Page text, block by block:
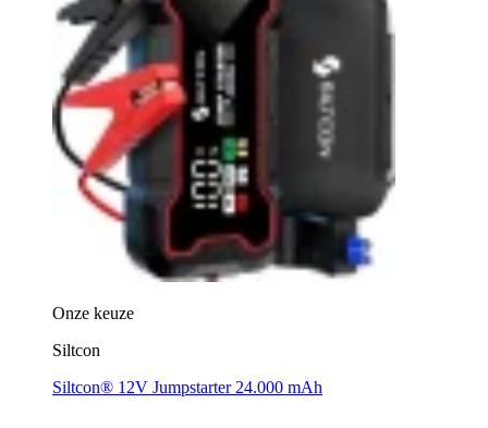
Onze keuze
Siltcon
Siltcon® 12V Jumpstarter 24.000 mAh